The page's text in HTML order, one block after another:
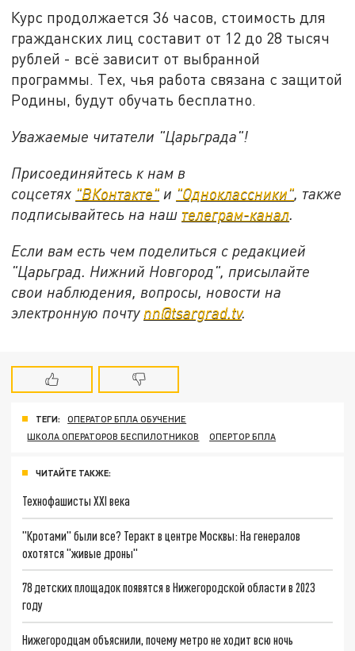
Курс продолжается 36 часов, стоимость для
гражданских лиц составит от 12 до 28 тысяч
рублей - всё зависит от выбранной
программы. Тех, чья работа связана с защитой
Родины, будут обучать бесплатно.
Уважаемые читатели "Царьграда"!
Присоединяйтесь к нам в
соцсетях "ВКонтакте" и "Одноклассники", также
подписывайтесь на наш телеграм-канал.
Если вам есть чем поделиться с редакцией
"Царьград. Нижний Новгород", присылайте
свои наблюдения, вопросы, новости на
электронную почту nn@tsargrad.tv.
ТЕГИ:
ОПЕРАТОР БПЛА ОБУЧЕНИЕ
ШКОЛА ОПЕРАТОРОВ БЕСПИЛОТНИКОВ
ОПЕРТОР БПЛА
ЧИТАЙТЕ ТАКЖЕ:
Технофашисты XXI века
"Кротами" были все? Теракт в центре Москвы: На генералов
охотятся "живые дроны"
78 детских площадок появятся в Нижегородской области в 2023
году
Нижегородцам объяснили, почему метро не ходит всю ночь